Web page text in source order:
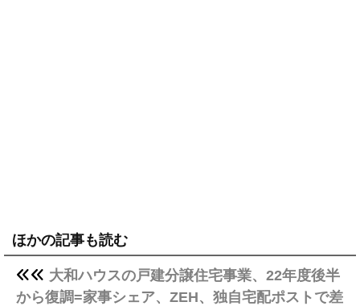
ほかの記事も読む
大和ハウスの戸建分譲住宅事業、22年度後半
から復調=家事シェア、ZEH、独自宅配ポストで差